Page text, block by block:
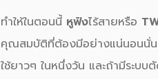
ทำให้ในตอนนี้ หูฟังไร้สายหรือ
คุณสมบัติที่ต้องมีอย่างแน่นอนนั่
ใช้ยาวๆ ในหนึ่งวัน และถ้ามีระบ